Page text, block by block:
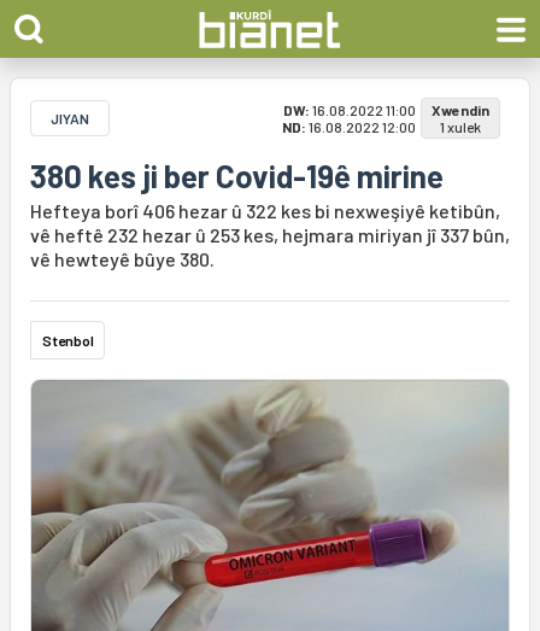
JIYAN DW: 16.08.2022 11:00
ND: 16.08.2022 12:00
Xwendin
1 xulek
380 kes ji ber Covid-19ê mirine
Hefteya borî 406 hezar û 322 kes bi nexweşiyê ketibûn,
vê heftê 232 hezar û 253 kes, hejmara miriyan jî 337 bûn,
vê hewteyê bûye 380.
Stenbol